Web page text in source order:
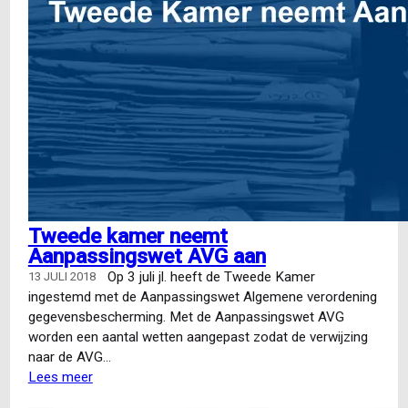
Tweede kamer neemt
Aanpassingswet AVG aan
13 JULI 2018
Op 3 juli jl. heeft de Tweede Kamer
ingestemd met de Aanpassingswet Algemene verordening
gegevensbescherming. Met de Aanpassingswet AVG
worden een aantal wetten aangepast zodat de verwijzing
naar de AVG…
Lees meerover